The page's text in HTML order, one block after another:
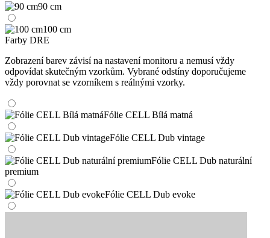
90 cm
100 cm
Farby DRE
Zobrazení barev závisí na nastavení monitoru a nemusí vždy
odpovídat skutečným vzorkům. Vybrané odstíny doporučujeme
vždy porovnat se vzorníkem s reálnými vzorky.
Fólie CELL Bílá matná
Fólie CELL Dub vintage
Fólie CELL Dub naturální
premium
Fólie CELL Dub evoke